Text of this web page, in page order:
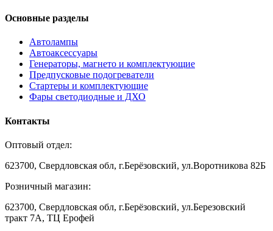
Основные разделы
Автолампы
Автоаксессуары
Генераторы, магнето и комплектующие
Предпусковые подогреватели
Стартеры и комплектующие
Фары светодиодные и ДХО
Контакты
Оптовый отдел:
623700, Свердловская обл, г.Берёзовский, ул.Воротникова 82Б
Розничный магазин:
623700, Свердловская обл, г.Берёзовский, ул.Березовский
тракт 7А, ТЦ Ерофей